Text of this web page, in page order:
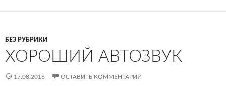
БЕЗ РУБРИКИ
ХОРОШИЙ АВТОЗВУК
17.08.2016 ОСТАВИТЬ КОММЕНТАРИЙ